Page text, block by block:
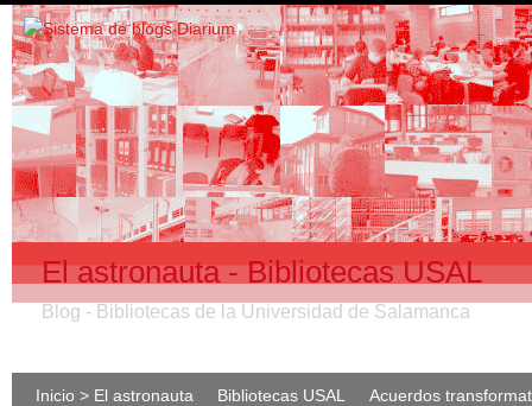
El astronauta - Bibliotecas USAL
Blog - Bibliotecas de la Universidad de Salamanca
Inicio > El astronauta Bibliotecas USAL Acuerdos